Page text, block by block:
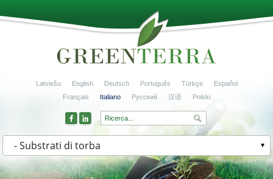
Latviešu English Deutsch Português Türkçe
Español
Français
Italiano Русский 汉语 Polski
- Substrati di torba